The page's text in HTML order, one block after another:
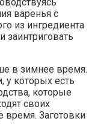
варенья с
из ингредиента
заинтриговать
в зимнее время.
у которых есть
которые
своих
время. Заготовки